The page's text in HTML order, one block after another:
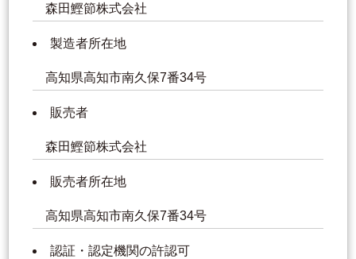
森田鰹節株式会社
製造者所在地
高知県高知市南久保7番34号
販売者
森田鰹節株式会社
販売者所在地
高知県高知市南久保7番34号
認証・認定機関の許認可